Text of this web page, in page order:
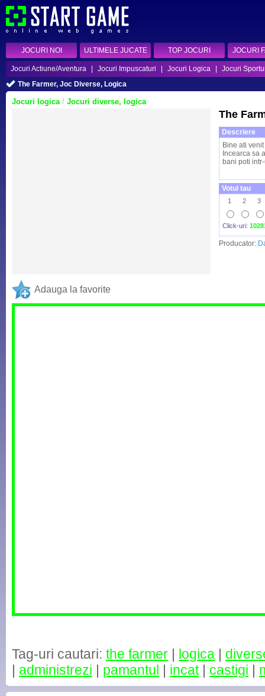
JOCURI NOI ULTIMELE JUCATE TOP JOCURI JOCURI
Jocuri Actiune/Aventura Jocuri Impuscaturi Jocuri Logica
Jocuri
The Farmer, Joc Diverse, Logica
Jocuri logica/ Jocuri diverse, logica
The
Descriere
Bine ati
Incearca sa
bani poti
Votul tau
1 2 3
Click-uri:
Producator:
Adauga la favorite
Tag-uri cautari: the farmer | logica |
| administrezi | pamantul | incat| castigi |